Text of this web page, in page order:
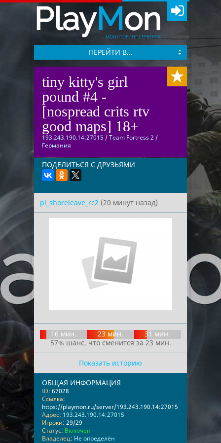
PlayMon
МОНИТОРИНГ СЕРВЕРОВ
ПЕРЕЙТИ В...
tiny kitty's girl
pound #4 -
[nospread crits rtv
good maps] 18+
193.243.190.14:27015 /Team Fortress 2 /
Германия
ПОДЕЛИТЬСЯ С ДРУЗЬЯМИ
pl_shoreleave_rc2 (20 минут назад)
16 мин. 23 мин.
31 мин.
57% шанс, что сменится за 23 мин.
Показать историю
ОБЩАЯ ИНФОРМАЦИЯ
ID: 67028
Ссылка:
https://playmon.ru/server/193.243.190.14:27015
Адрес: 193.243.190.14:27015
Игроки: 29/29
Статус: Включен
Владелец: Не определён